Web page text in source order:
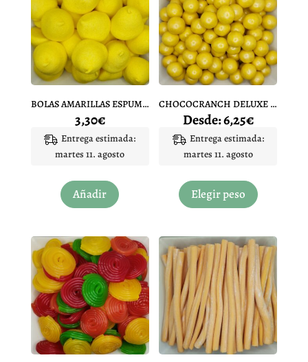
se
pueden
elegir
la
de
se
pueden
elegir
en
la
BOLAS AMARILLAS ESPUMAS DULCES 10 UNIDADES
3,30€
Entrega estimada:
martes 11. agosto
Añadir
CHOCOCRANCH DELUXE AMARILLO/ORO
Desde:6,25€
Entrega estimada:
martes 11. agosto
Elegir peso
producto
variantes.
Las
opciones
se
pueden
elegir
en
la